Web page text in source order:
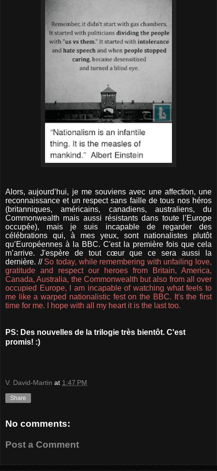
Alors, aujourd’hui, je me souviens avec une affection, une
reconnaissance et un respect sans faille de tous nos héros
(britanniques, américains, canadiens, australiens, du
Commonwealth mais aussi résistants dans toute l’Europe
occupée), mais je suis incapable de regarder des
célébrations qui, à mes yeux, sont nationalistes plutôt
qu’Européennes à la BBC. C'est la première fois que cela
m’arrive. J'espère de tout cœur que ce sera aussi la
dernière. // So today, while remembering with unfailing love,
gratitude and respect our heroes from Britain, America,
Canada, Australia, the Commonwealth but also from all over
occupied Europe, I am incapable of watching what feels to
me like a warped nationalistic fest on the BBC. It's the first
time for me. I hope with all my heart it is the last too.
PS: Des nouvelles de la trilogie très bientôt. C'est
promis! :)
V. David-Martin at 1:47 PM
Share
No comments:
Post a Comment